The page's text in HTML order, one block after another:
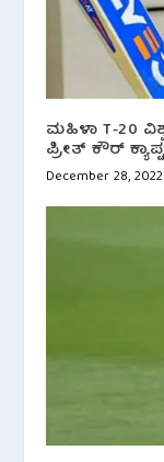
ಮಹಿಳಾ T-20
ಪ್ರೀತ್ ಕೌರ್
December 28, 2022